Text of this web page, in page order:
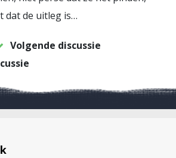
dat de uitleg is…
Volgende discussie